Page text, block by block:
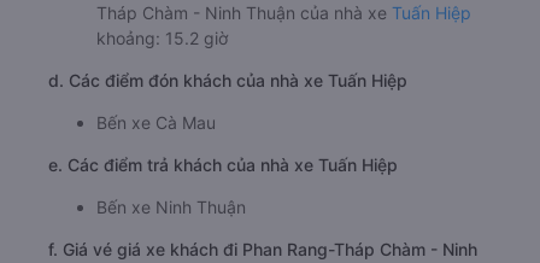
Tháp Chàm - Ninh Thuận của nhà xe Tuấn Hiệp
khoảng: 15.2 giờ
d. Các điểm đón khách của nhà xe Tuấn Hiệp
Bến xe Cà Mau
e. Các điểm trả khách của nhà xe Tuấn Hiệp
Bến xe Ninh Thuận
f. Giá vé giá xe khách đi Phan Rang-Tháp Chàm - Ninh